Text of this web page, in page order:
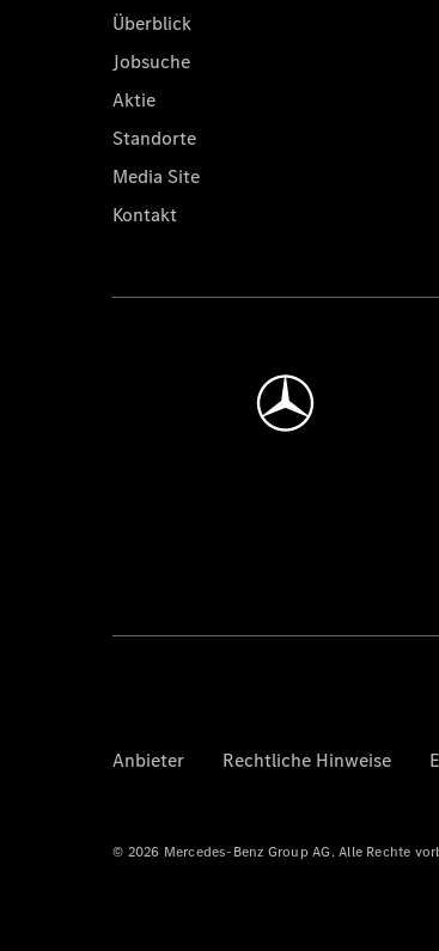
Überblick
Jobsuche
Aktie
Standorte
Media Site
Kontakt
Anbieter Rechtliche Hinweise
© 2026 Mercedes-Benz Group AG. Alle Rechte